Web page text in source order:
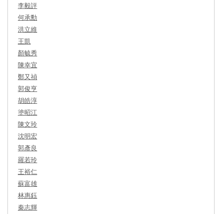
李毅評
何承勳
洪立維
王凱
顏毓秀
陳幸宜
鄭又禎
郭俊亨
胡皓淳
塗昭江
陳文玲
沈明宏
郭彥良
羅若玲
王裕仁
蘇富雄
林惠鈺
秦志輝